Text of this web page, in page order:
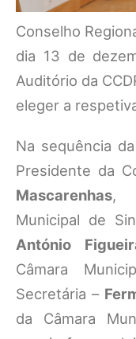
Conselho
dia 13 de
Auditório da
eleger a
Na sequência
Presidente da
Mascarenhas,
Municipal de
António
Câmara
Secretária –
da Câmara